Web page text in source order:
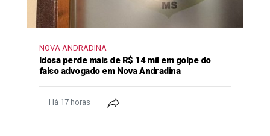
NOVA ANDRADINA
Idosa perde mais de R$ 14 mil em golpe do
falso advogado em Nova Andradina
Há 17 horas